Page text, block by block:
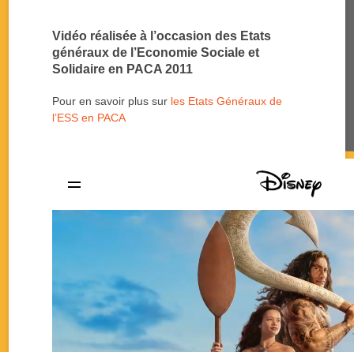
Vidéo réalisée à l’occasion des Etats
généraux de l’Economie Sociale et
Solidaire en PACA 2011
Pour en savoir plus sur les Etats Généraux de
l’ESS en PACA